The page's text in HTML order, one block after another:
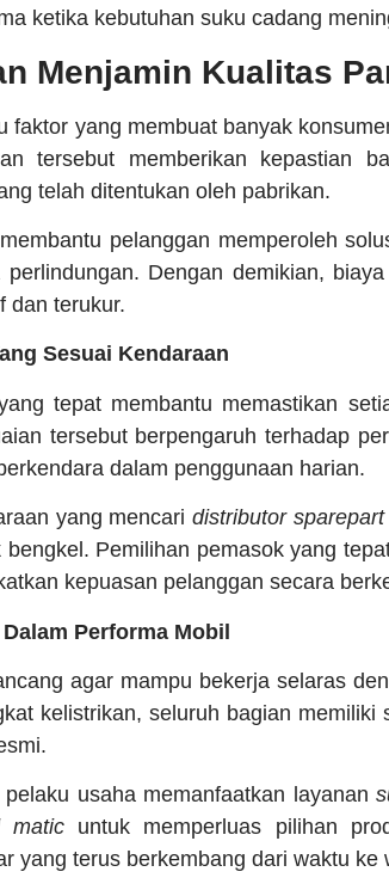
ketika kebutuhan suku cadang
Menjamin Kualitas
faktor yang membuat banyak
tersebut memberikan kepastian
telah ditentukan oleh pabrikan.
pelanggan memperoleh
Dengan demikian,
dan terukur.
Sesuai Kendaraan
tepat membantu memastikan
tersebut berpengaruh terhadap
dalam penggunaan harian.
yang mencaridistributor
Pemilihan pemasok yang
kepuasan pelanggan secara
Performa Mobil
agar mampu bekerja selaras
kelistrikan, seluruh bagian memiliki
usaha memanfaatkan layanan
maticuntuk memperluas pilihan
yang terus berkembang dari waktu ke